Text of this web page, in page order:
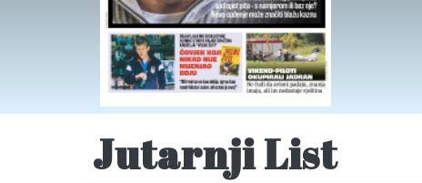
Jutarnji List